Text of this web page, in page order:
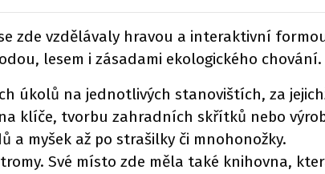
zde vzdělávaly hravou a interaktivní
lesem i zásadami ekologického chování.
úkolů na jednotlivých stanovištích, za
klíče, tvorbu zahradních skřítků nebo
a myšek až po strašilky či mnohonožky.
Své místo zde měla také knihovna,